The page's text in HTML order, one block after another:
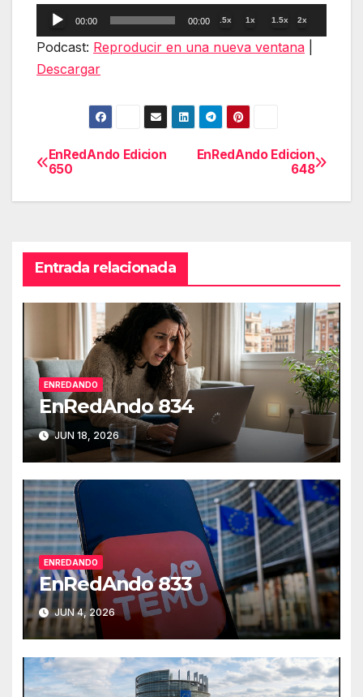
Reproductor
de
00:00 00:00 .5x 1x 1.5x 2x
Podcast: Reproducir en una nueva ventana
Descargar
Navegación
de
EnRedAndo Edicion
648
EnRedAndo Edicion
650
Entrada relacionada
ENREDANDO
EnRedAndo 834
JUN 18, 2026
ENREDANDO
EnRedAndo 833
JUN 4, 2026